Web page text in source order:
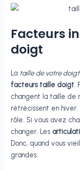
Facteurs
doigt
La taille de votre
facteurs taille doigt.
changent la taille de
rétrécissent en
rôle. Si vous avez
changer. Les
Donc, quand vous
grandes.